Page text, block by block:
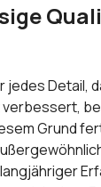
jedes Detail,
Grund